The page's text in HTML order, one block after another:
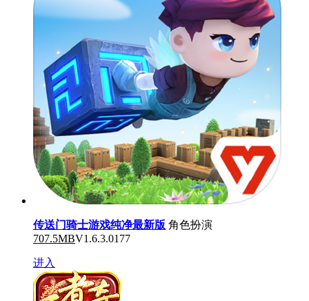
传送门骑士游戏纯净最新版 角色扮演
707.5MBV1.6.3.0177
进入